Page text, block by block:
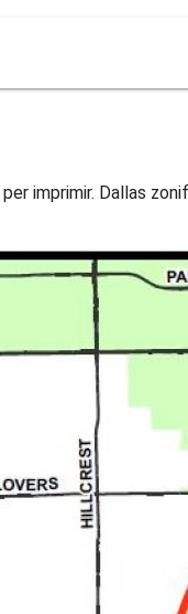
imprimir. Dallas